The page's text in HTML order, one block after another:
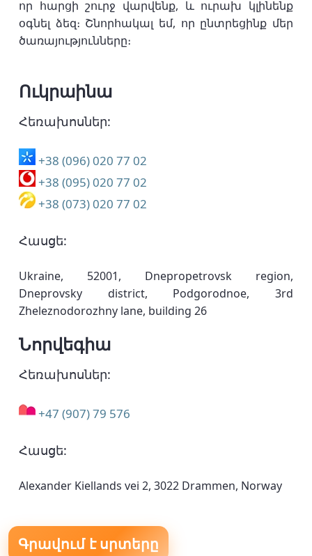
որ հարցի շուրջ վարվենք, և ուրախ կլինենք
օգնել ձեզ։ Շնորհակալ եմ, որ ընտրեցինք մեր
ծառայությունները։
Ուկրաինա
Հեռախոսներ:
+38 (096) 020 77 02
+38 (095) 020 77 02
+38 (073) 020 77 02
Հասցե:
Ukraine, 52001, Dnepropetrovsk region,
Dneprovsky district, Podgorodnoe, 3rd
Zheleznodorozhny lane, building 26
Նորվեգիա
Հեռախոսներ:
+47 (907) 79 576
Հասցե:
Alexander Kiellands vei 2, 3022 Drammen, Norway
Գրավում է սրտերը